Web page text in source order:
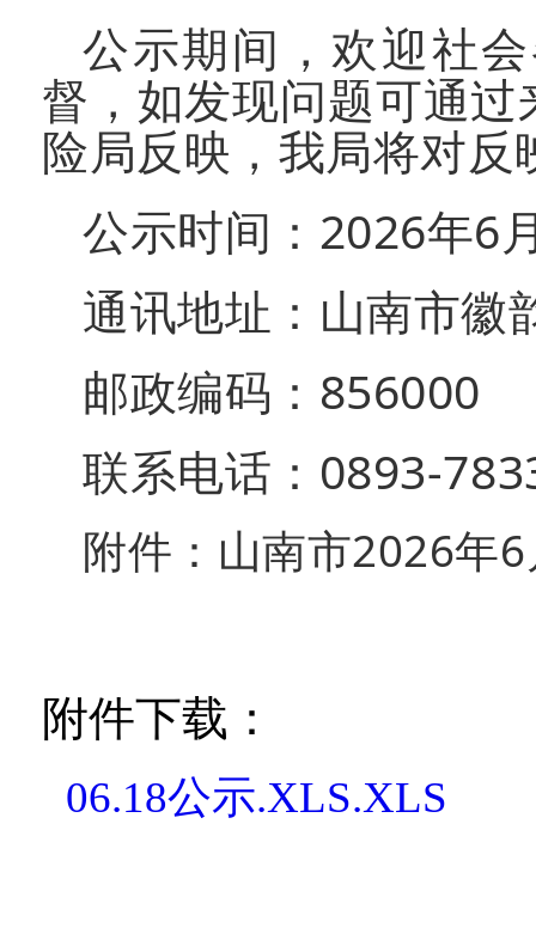
公示期间，欢迎社
督，如发现问题可通
险局反映，我局将对
公示时间：2026年6
通讯地址：山南市徽
邮政编码：856000
联系电话：0893-
附件：山南市2026年
附件下载：
06.18公示.XLS.XLS